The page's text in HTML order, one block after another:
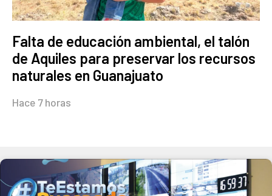
Falta de educación ambiental, el talón
de Aquiles para preservar los recursos
naturales en Guanajuato
Hace 7 horas